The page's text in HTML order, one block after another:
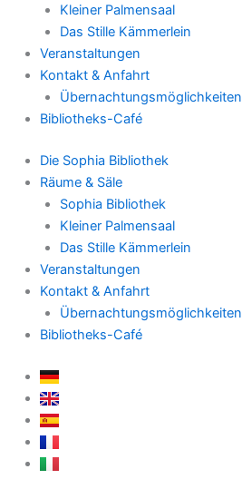
Kleiner Palmensaal
Das Stille Kämmerlein
Veranstaltungen
Kontakt & Anfahrt
Übernachtungsmöglichkeiten
Bibliotheks-Café
Die Sophia Bibliothek
Räume & Säle
Sophia Bibliothek
Kleiner Palmensaal
Das Stille Kämmerlein
Veranstaltungen
Kontakt & Anfahrt
Übernachtungsmöglichkeiten
Bibliotheks-Café